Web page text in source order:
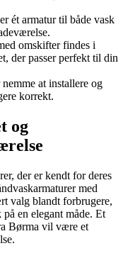
ét armatur til både vask
omskifter findes i
der passer perfekt til din
at installere og
korrekt.
og
der er kendt for deres
med
valg blandt forbrugere,
en elegant måde. Et
Børma vil være et